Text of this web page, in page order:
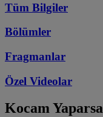
Tüm Bilgiler
Bölümler
Fragmanlar
Özel Videolar
Kocam Yaparsa